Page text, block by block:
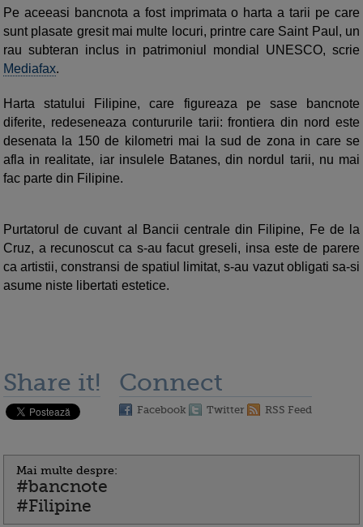
Pe aceeasi bancnota a fost imprimata o harta a tarii pe care
sunt plasate gresit mai multe locuri, printre care Saint Paul, un
rau subteran inclus in patrimoniul mondial UNESCO, scrie
Mediafax.
Harta statului Filipine, care figureaza pe sase bancnote
diferite, redeseneaza contururile tarii: frontiera din nord este
desenata la 150 de kilometri mai la sud de zona in care se
afla in realitate, iar insulele Batanes, din nordul tarii, nu mai
fac parte din Filipine.
Purtatorul de cuvant al Bancii centrale din Filipine, Fe de la
Cruz, a recunoscut ca s-au facut greseli, insa este de parere
ca artistii, constransi de spatiul limitat, s-au vazut obligati sa-si
asume niste libertati estetice.
Share it! Connect
Facebook Twitter RSS Feed
Mai multe despre:
#bancnote
#Filipine